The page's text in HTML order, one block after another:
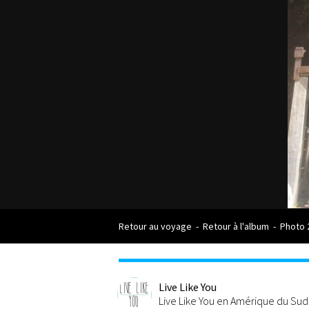
Retour au voyage - Retour à l'album - Photo
Live Like You
Live Like You en Amérique du Sud